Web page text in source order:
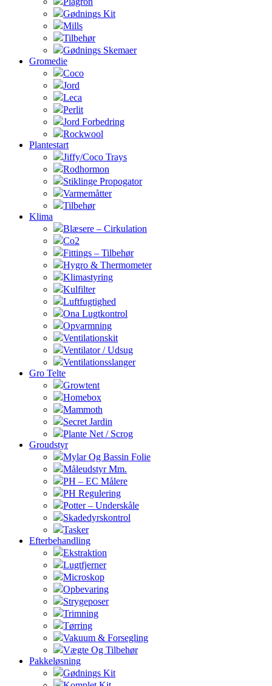
Gødnings Kit
Mills
Tilbehør
Gødnings Skemaer
Gromedie
Coco
Jord
Leca
Perlit
Jord Forbedring
Rockwool
Plantestart
Jiffy/Coco Trays
Rodhormon
Stiklinge Propogator
Varmemåtter
Tilbehør
Klima
Blæsere – Cirkulation
Co2
Fittings – Tilbehør
Hygro & Thermometer
Klimastyring
Kulfilter
Luftfugtighed
Ona Lugtkontrol
Opvarmning
Ventilationskit
Ventilator / Udsug
Ventilationsslanger
Gro Telte
Growtent
Homebox
Mammoth
Secret Jardin
Plante Net / Scrog
Groudstyr
Mylar Og Bassin Folie
Måleudstyr Mm.
PH – EC Målere
PH Regulering
Potter – Underskåle
Skadedyrskontrol
Tasker
Efterbehandling
Ekstraktion
Lugtfjerner
Microskop
Opbevaring
Strygeposer
Trimning
Tørring
Vakuum & Forsegling
Vægte Og Tilbehør
Pakkeløsning
Gødnings Kit